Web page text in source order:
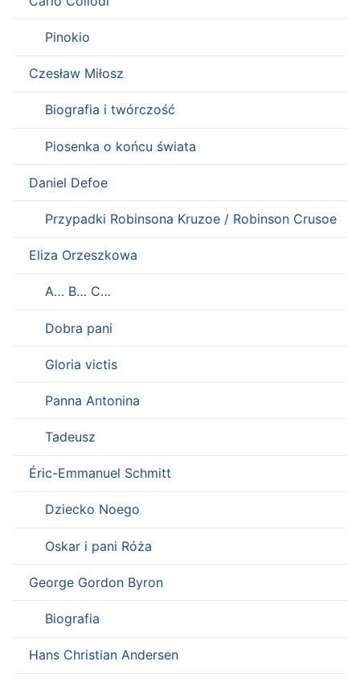
Pinokio
Czesław Miłosz
Biografia i twórczość
Piosenka o końcu świata
Daniel Defoe
Przypadki Robinsona Kruzoe / Robinson Crusoe
Eliza Orzeszkowa
A… B… C…
Dobra pani
Gloria victis
Panna Antonina
Tadeusz
Éric-Emmanuel Schmitt
Dziecko Noego
Oskar i pani Róża
George Gordon Byron
Biografia
Hans Christian Andersen